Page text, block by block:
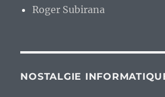
Roger Subirana
NOSTALGIE